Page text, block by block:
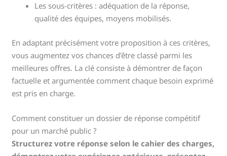
Les sous-critères : adéquation de la réponse,
qualité des équipes, moyens mobilisés.
En adaptant précisément votre proposition à ces critères,
vous augmentez vos chances d’être classé parmi les
meilleures offres. La clé consiste à démontrer de façon
factuelle et argumentée comment chaque besoin exprimé
est pris en charge.
Comment constituer un dossier de réponse compétitif
pour un marché public ?
Structurez votre réponse selon le cahier des charges,